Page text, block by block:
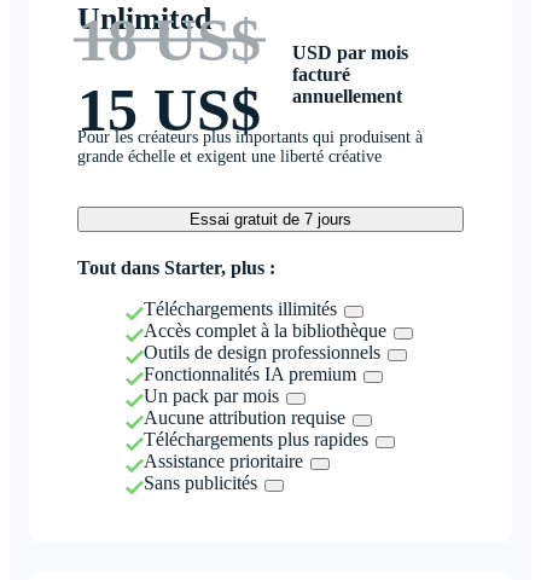
Unlimited
18 US$
15 US$
USD par mois
facturé
annuellement
Pour les créateurs plus importants qui produisent à
grande échelle et exigent une liberté créative
Essai gratuit de 7 jours
Tout dans Starter, plus :
Téléchargements illimités
Accès complet à la bibliothèque
Outils de design professionnels
Fonctionnalités IA premium
Un pack par mois
Aucune attribution requise
Téléchargements plus rapides
Assistance prioritaire
Sans publicités